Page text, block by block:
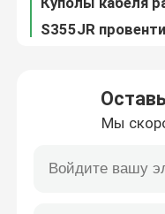
Новости
Мы